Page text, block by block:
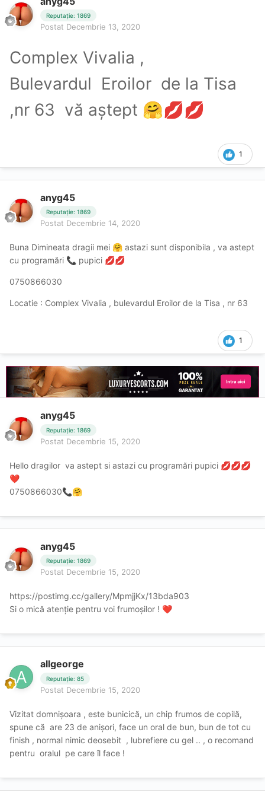
Reputație: 1869
Postat Decembrie 13, 2020
Complex Vivalia ,
Bulevardul Eroilor de la Tisa
,nr 63 vă aștept 🤗💋💋
1
anyg45
Reputație: 1869
Postat Decembrie 14, 2020
Buna Dimineata dragii mei 🤗 astazi sunt disponibila , va astept
cu programări 📞 pupici 💋💋
0750866030
Locatie : Complex Vivalia , bulevardul Eroilor de la Tisa , nr 63
1
anyg45
Reputație: 1869
Postat Decembrie 15, 2020
Hello dragilor va astept si astazi cu programări pupici 💋💋💋
❤️
0750866030📞🤗
anyg45
Reputație: 1869
Postat Decembrie 15, 2020
https://postimg.cc/gallery/MpmjjKx/13bda903
Si o mică atenție pentru voi frumoșilor ! ❤️
allgeorge
Reputație: 85
Postat Decembrie 15, 2020
Vizitat domnișoara , este bunicică, un chip frumos de copilă,
spune că are 23 de anișori, face un oral de bun, bun de tot cu
finish , normal nimic deosebit , lubrefiere cu gel .. , o recomand
pentru oralul pe care îl face !